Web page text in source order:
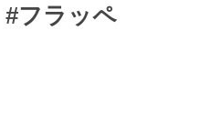
フラッペ